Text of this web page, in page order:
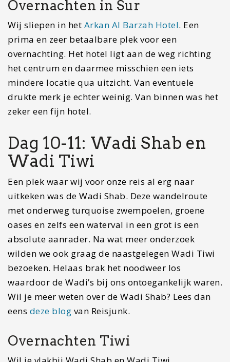
Dag 12-13: Muscat en
snorkelen met
schildpadden
Je sluit deze 14-daagse reisroute door Oman af,
in Muscat. Onderweg naar de hoofdstad kun je
nog even stoppen bij de Bimmah Sinkhole om een
verfrissende duik te nemen. In de hoofdstad kun
Paleis, het Nationaal Museum maar sluit je reis
af met een snorkeltrip naar de Daymaniyat-
eilanden.Dit is een prachtige trip naar verlaten
eilandjes waar schildpadden, kleurrijke vissen en
koraalriffen wachten. Vergeet in de avond niet je
laatste inkopen te doen voordat je terugkeert
naar het vliegveld.